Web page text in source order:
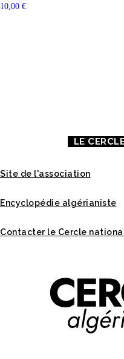
10,00 €
LE
Site de l'association
Encyclopédie algérianiste
Contacter le Cercle